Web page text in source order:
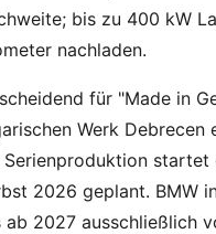
bis zu 400 kW
nachladen.
für "Made in
Werk
Serienproduktion
2026 geplant. BMW
ab 2027 ausschließlich